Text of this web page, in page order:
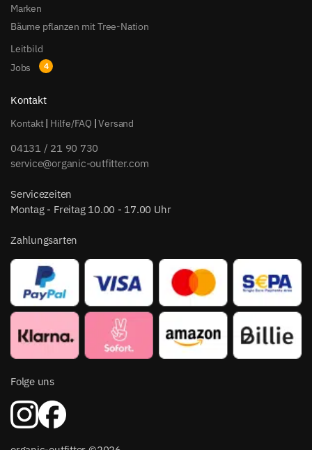
Marken
Bäume pflanzen mit Tree-Nation
Leitbild
Jobs
Kontakt
Kontakt| Hilfe/FAQ |Versand
04131 / 21 90 730
service@organic-outfitter.com
Servicezeiten
Montag - Freitag 10.00 - 17.00 Uhr
Zahlungsarten
Folge uns